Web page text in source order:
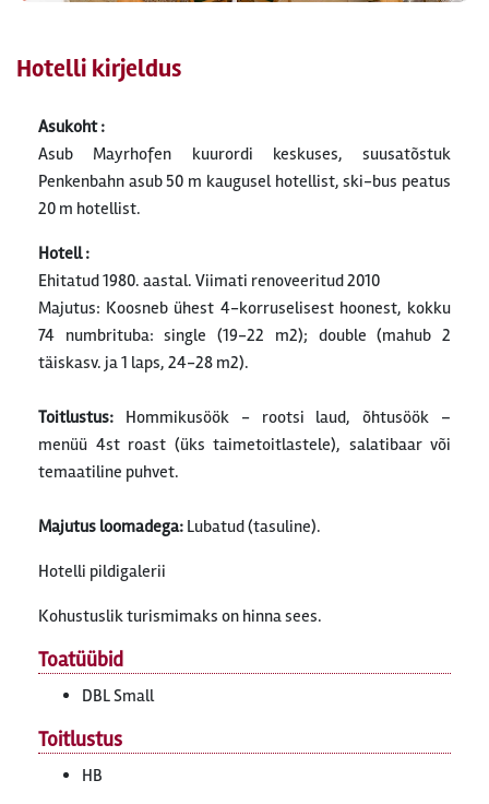
Hotelli kirjeldus
Asukoht :
Asub Mayrhofen kuurordi keskuses, suusatõstuk
Penkenbahn asub 50 m kaugusel hotellist, ski-bus peatus
20 m hotellist.
Hotell :
Ehitatud 1980. aastal. Viimati renoveeritud 2010
Majutus: Koosneb ühest 4-korruselisest hoonest, kokku
74 numbrituba: single (19-22 m2); double (mahub 2
täiskasv. ja 1 laps, 24-28 m2).
Toitlustus: Hommikusöök - rootsi laud, õhtusöök –
menüü 4st roast (üks taimetoitlastele), salatibaar või
temaatiline puhvet.
Majutus loomadega: Lubatud (tasuline).
Hotelli pildigalerii
Kohustuslik turismimaks on hinna sees.
Toatüübid
DBL Small
Toitlustus
HB